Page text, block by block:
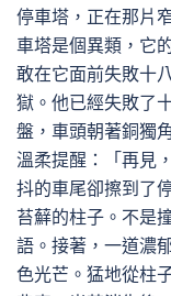
停車塔，正在那片
車塔是個異類，它
敢在它面前失敗十
獄。他已經失敗了
盤，車頭朝著銅獨
溫柔提醒：「再見
抖的車尾卻擦到了
苔蘚的柱子。不是
語。接著，一道濃
色光芒。猛地從柱